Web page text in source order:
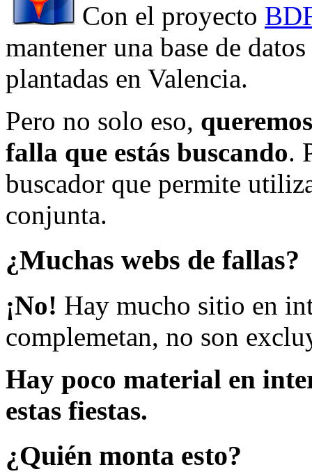
Con el proyecto
mantener una base de
plantadas en Valencia.
Pero no solo eso,
falla que estás buscando.
buscador que permite
conjunta.
¿Muchas webs de fallas?
¡No! Hay mucho sitio en
complemetan, no son
Hay poco material en
estas fiestas.
¿Quién monta esto?